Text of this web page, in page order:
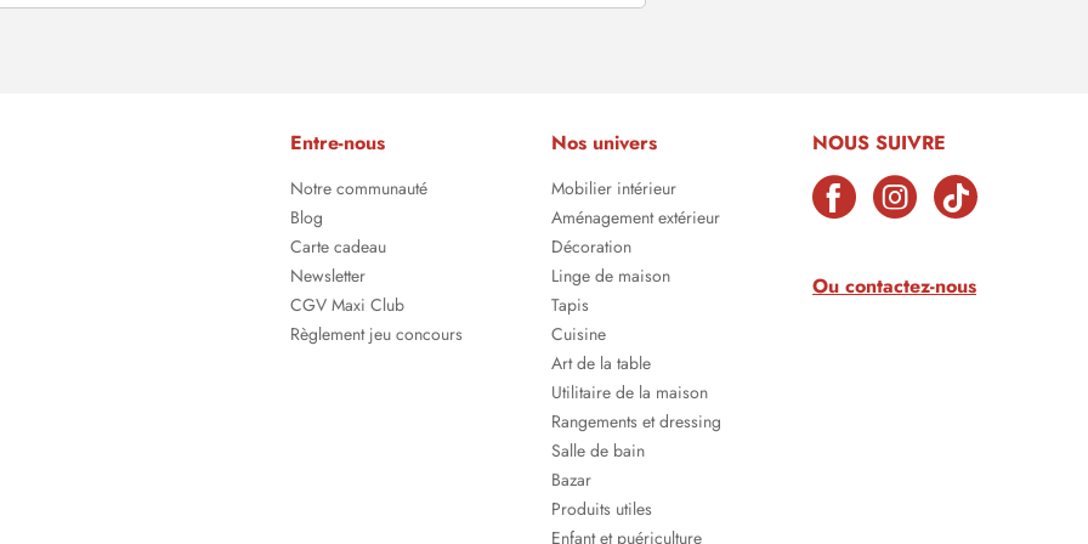
Entre-nous
Notre communauté
Blog
Carte cadeau
Newsletter
CGV Maxi Club
Règlement jeu concours
Nos univers
Mobilier intérieur
Aménagement extérieur
Décoration
Linge de maison
Tapis
Cuisine
Art de la table
Utilitaire de la maison
Rangements et dressing
Salle de bain
Bazar
Produits utiles
Enfant et puériculture
NOUS SUIVRE
Ou contactez-nous